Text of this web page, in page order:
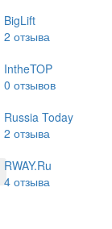
BigLift
2 отзыва
IntheTOP
0 отзывов
Russia Today
2 отзыва
RWAY.Ru
4отзыва